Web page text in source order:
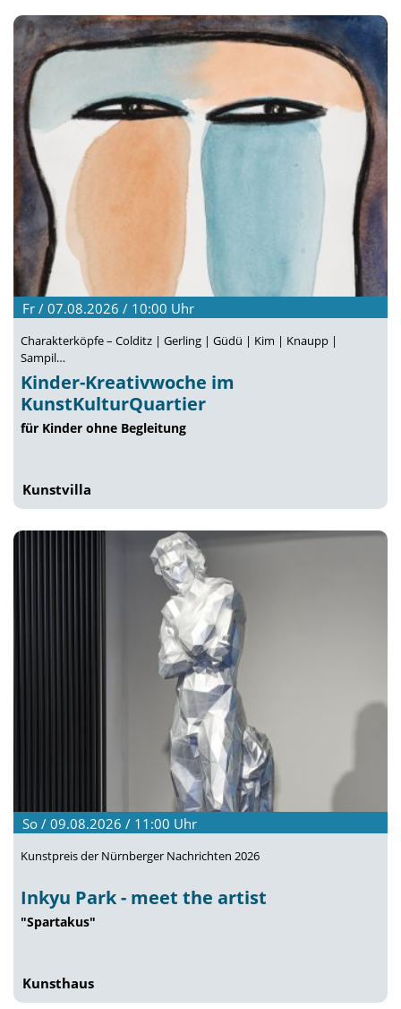
Fr / 07.08.2026 / 10:00 Uhr
Charakterköpfe – Colditz | Gerling | Güdü | Kim | Knaupp |
Sampil…
Kinder-Kreativwoche im
KunstKulturQuartier
für Kinder ohne Begleitung
Kunstvilla
So / 09.08.2026 / 11:00 Uhr
Kunstpreis der Nürnberger Nachrichten 2026
Inkyu Park - meet the artist
"Spartakus"
Kunsthaus